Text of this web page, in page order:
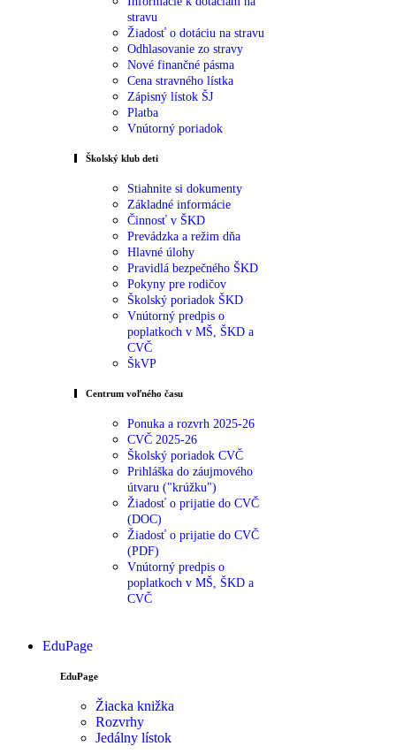
stravu
Žiadosť o dotáciu na stravu
Odhlasovanie zo stravy
Nové finančné pásma
Cena stravného lístka
Zápisný lístok ŠJ
Platba
Vnútorný poriadok
Školský klub deti
Stiahnite si dokumenty
Základné informácie
Činnosť v ŠKD
Prevádzka a režim dňa
Hlavné úlohy
Pravidlá bezpečného ŠKD
Pokyny pre rodičov
Školský poriadok ŠKD
Vnútorný predpis o
poplatkoch v MŠ, ŠKD a
CVČ
ŠkVP
Centrum voľného času
Ponuka a rozvrh 2025-26
CVČ 2025-26
Školský poriadok CVČ
Prihláška do záujmového
útvaru ("krúžku")
Žiadosť o prijatie do CVČ
(DOC)
Žiadosť o prijatie do CVČ
(PDF)
Vnútorný predpis o
poplatkoch v MŠ, ŠKD a
CVČ
EduPage
EduPage
Žiacka knižka
Rozvrhy
Jedálny lístok